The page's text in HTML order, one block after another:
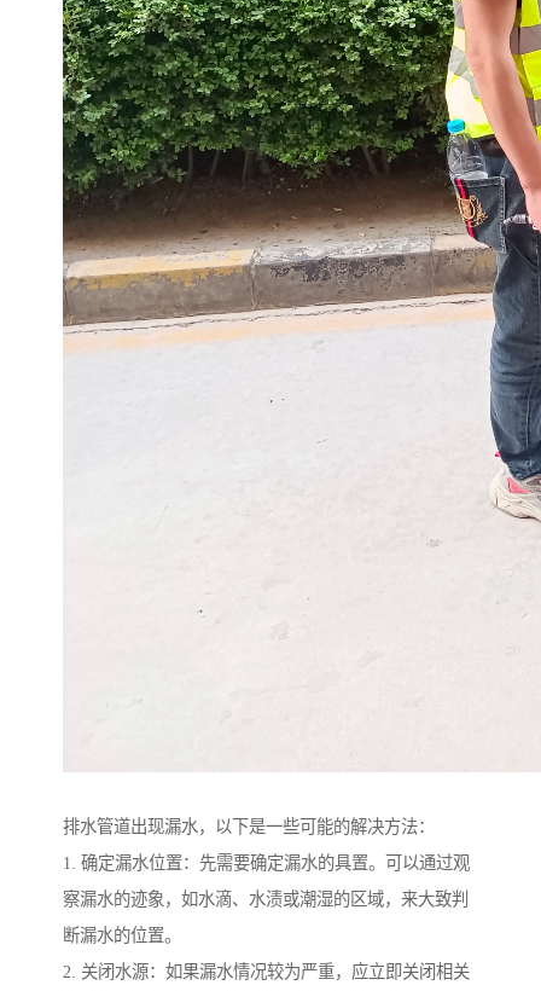
排水管道出现漏水，以下是一些可能的解决方法：
1. 确定漏水位置：先需要确定漏水的具置。可以通过观
察漏水的迹象，如水滴、水渍或潮湿的区域，来大致判
断漏水的位置。
2. 关闭水源：如果漏水情况较为严重，应立即关闭相关